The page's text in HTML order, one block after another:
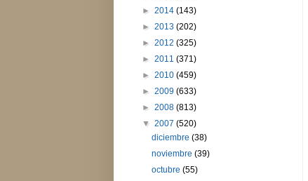
► 2014 (143)
► 2013 (202)
► 2012 (325)
► 2011 (371)
► 2010 (459)
► 2009 (633)
► 2008 (813)
▼ 2007 (520)
diciembre(38)
noviembre(39)
octubre(55)